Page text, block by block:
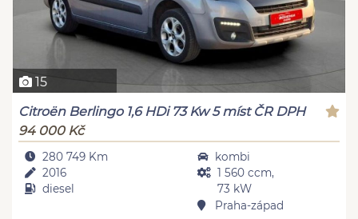
15
Citroën Berlingo 1,6 HDi 73 Kw 5 míst ČR DPH
94 000 Kč
280 749 Km
2016
diesel
kombi
1 560 ccm,
73 kW
Praha-západ